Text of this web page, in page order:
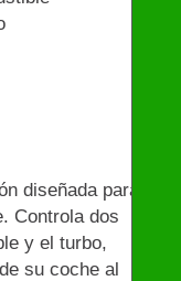
diseñada para un
Controla dos
y el turbo,
su coche al